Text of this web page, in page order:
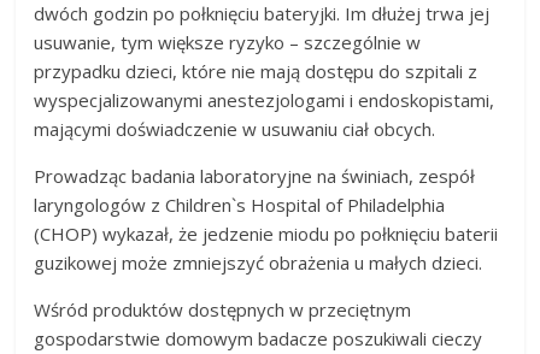
dwóch godzin po połknięciu bateryjki. Im dłużej trwa jej
usuwanie, tym większe ryzyko – szczególnie w
przypadku dzieci, które nie mają dostępu do szpitali z
wyspecjalizowanymi anestezjologami i endoskopistami,
mającymi doświadczenie w usuwaniu ciał obcych.
Prowadząc badania laboratoryjne na świniach, zespół
laryngologów z Children`s Hospital of Philadelphia
(CHOP) wykazał, że jedzenie miodu po połknięciu baterii
guzikowej może zmniejszyć obrażenia u małych dzieci.
Wśród produktów dostępnych w przeciętnym
gospodarstwie domowym badacze poszukiwali cieczy